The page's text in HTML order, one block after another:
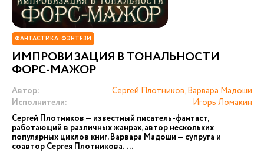
ФАНТАСТИКА. ФЭНТЕЗИ
ИМПРОВИЗАЦИЯ В ТОНАЛЬНОСТИ
ФОРС-МАЖОР
Автор:
Сергей Плотников, Варвара Мадоши
Исполнители:
Игорь Ломакин
Сергей Плотников — известный писатель-фантаст,
работающий в различных жанрах, автор нескольких
популярных циклов книг. Варвара Мадоши — супруга и
соавтор Сергея Плотникова. ...